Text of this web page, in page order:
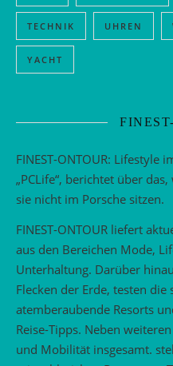
TECHNIK UHREN
YACHT
FINEST-ONTOUR: Lifestyle
„PCLife“, berichtet über
sie nicht im Porsche sitzen.
FINEST-ONTOUR liefert
aus den Bereichen Mode,
Unterhaltung. Darüber
Flecken der Erde, testen
atemberaubende Resorts
Reise-Tipps. Neben
und Mobilität insgesamt.